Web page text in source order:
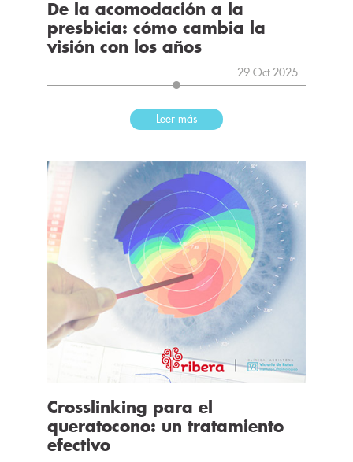
De la acomodación a la
presbicia: cómo cambia la
visión con los años
29 Oct 2025
Leer más
Crosslinking para el
queratocono: un tratamiento
efectivo